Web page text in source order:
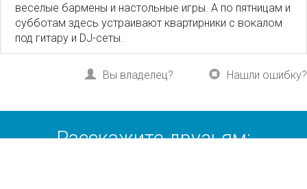
веселые бармены и настольные игры. А по пятницам и
субботам здесь устраивают квартирники с вокалом
под гитару и DJ-сеты.
Вы владелец? Нашли ошибку?
Расскажите друзьям: